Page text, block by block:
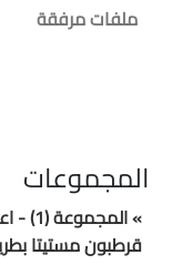
ملفات مرفقة
المجموعات
»
قرطبون مستيتا